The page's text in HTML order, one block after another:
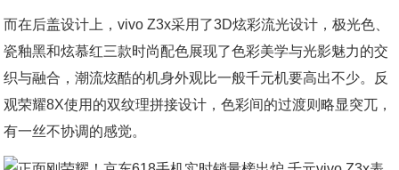
而在后盖设计上，vivo Z3x采用了3D炫彩流光设计，极光色、
瓷釉黑和炫慕红三款时尚配色展现了色彩美学与光影魅力的交
织与融合，潮流炫酷的机身外观比一般千元机要高出不少。反
观荣耀8X使用的双纹理拼接设计，色彩间的过渡则略显突兀，
有一丝不协调的感觉。